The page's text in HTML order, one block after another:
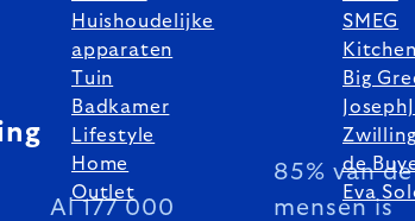
Al 177 000
85% van de
mensen is
Huishoudelijke
apparaten
Tuin
Badkamer
Lifestyle
Home
Outlet
SMEG
Big
Zwilling
de
Eva